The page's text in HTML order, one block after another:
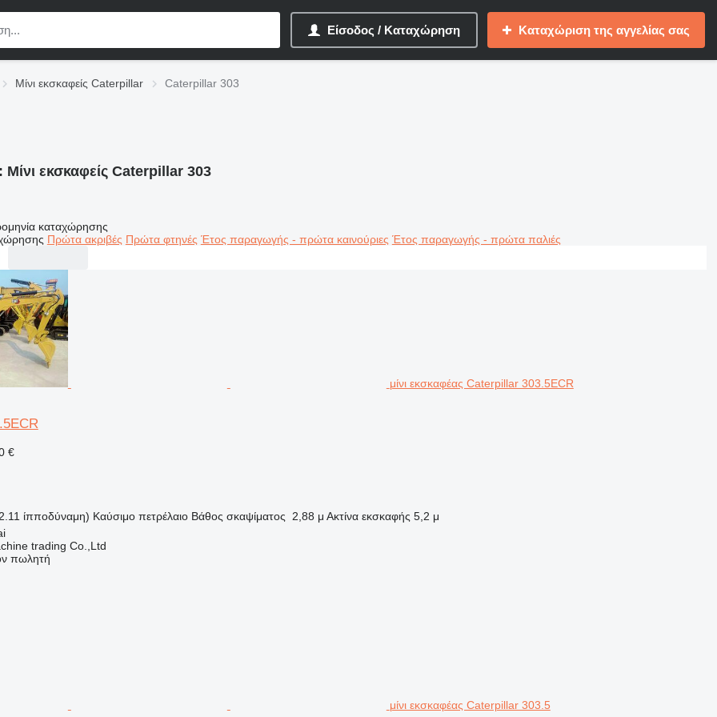
Είσοδος / Καταχώρηση Καταχώριση της αγγελίας σας
Μίνι εκσκαφείς Caterpillar Caterpillar 303
Μίνι εκσκαφείς Caterpillar 303
καταχώρησης
Πρώτα ακριβές Πρώτα φτηνές Έτος παραγωγής - πρώτα καινούριες Έτος παραγωγής - πρώτα παλιές
μίνι εκσκαφέας Caterpillar 303.5ECR
€
ίπποδύναμη) Καύσιμο πετρέλαιο Βάθος σκαψίματος 2,88 μ Ακτίνα εκσκαφής 5,2 μ
trading Co.,Ltd
πωλητή
μίνι εκσκαφέας Caterpillar 303.5